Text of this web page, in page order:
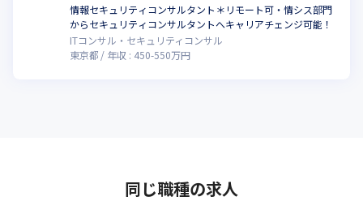
情報セキュリティコンサルタント＊リモート可・情シス部門
からセキュリティコンサルタントへキャリアチェンジ可能！
ITコンサル・セキュリティコンサル
東京都
年収 : 450-550万円
同じ職種の求人